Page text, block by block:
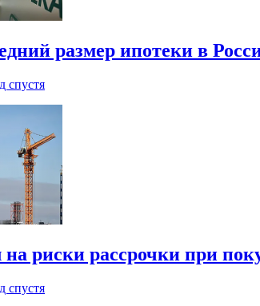
размер ипотеки в
спустя
риски рассрочки при
спустя